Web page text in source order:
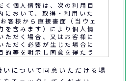
く個人情報は、次の利用目
において、取得・利用いた
客様から直接書面（当ウェ
を含みます）により個人情
ただく場合、又はお客様に
ただく必要が生じた場合に
的等を明示し同意を得たう
セスさせていただきます。
について同意いただける場